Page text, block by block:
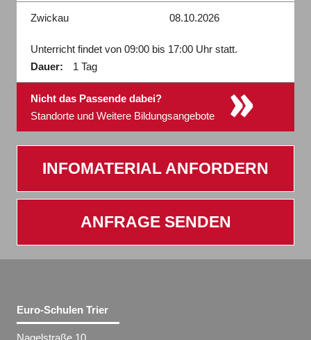
Zwickau 08.10.2026
Unterricht findet von 09:00 bis 17:00 Uhr statt.
Dauer:
1 Tag
Nicht das Passende dabei?
Standorte und Weitere Bildungsangebote
»
INFOMATERIAL ANFORDERN
ANFRAGE SENDEN
Euro-Schulen Trier
Nagelstraße 10